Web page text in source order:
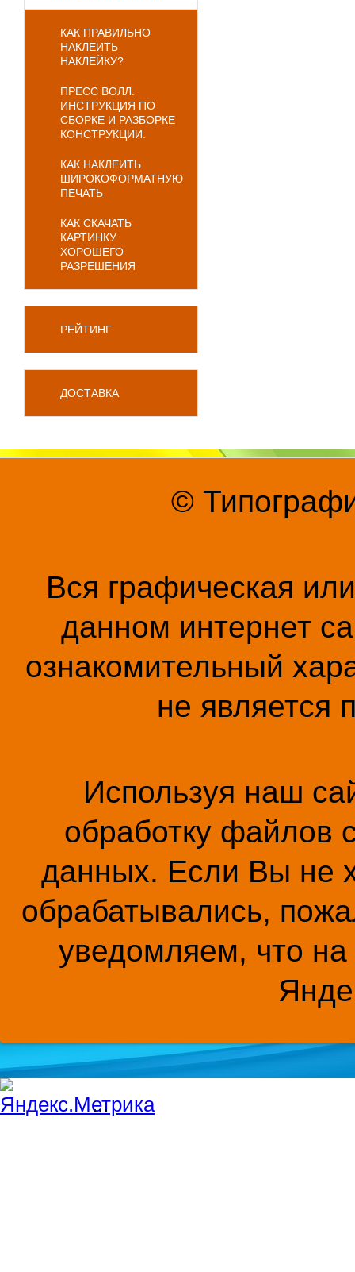
КАК ПРАВИЛЬНО
НАКЛЕИТЬ
НАКЛЕЙКУ?
ПРЕСС ВОЛЛ.
ИНСТРУКЦИЯ ПО
СБОРКЕ И РАЗБОРКЕ
КОНСТРУКЦИИ.
КАК НАКЛЕИТЬ
ШИРОКОФОРМАТНУЮ
ПЕЧАТЬ
КАК СКАЧАТЬ
КАРТИНКУ
ХОРОШЕГО
РАЗРЕШЕНИЯ
РЕЙТИНГ
ДОСТАВКА
©
Вся графическая
данном интернет
ознакомительный
не является
Используя наш
обработку файлов
данных. Если Вы не
обрабатывались,
уведомляем, что на
...